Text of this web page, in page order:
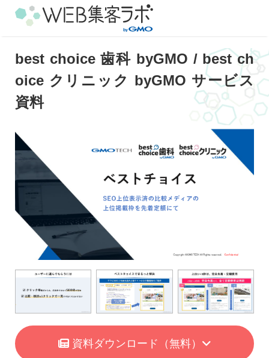
best choice 歯科 byGMO / best ch
oice クリニック byGMO サービス
資料
資料ダウンロード （無料）